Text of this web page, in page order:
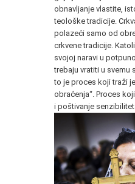
obnavljanje vlastite,
teološke tradicije.
polazeći samo od
crkvene tradicije.
svojoj naravi u
trebaju vratiti u svemu
to je proces koji traži
obraćenja“. Proces
i poštivanje